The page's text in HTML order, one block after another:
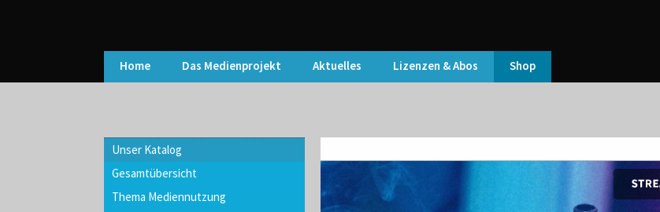
Home Das Medienprojekt Aktuelles Lizenzen & Abos Shop
Unser Katalog
Gesamtübersicht
Thema Mediennutzung